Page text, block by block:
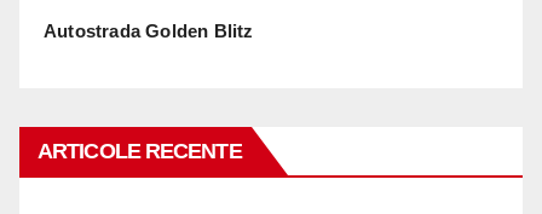
Autostrada Golden Blitz
ARTICOLE RECENTE